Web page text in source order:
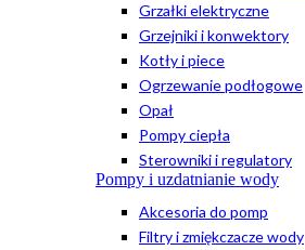
Grzałki elektryczne
Grzejniki i konwektory
Kotły i piece
Ogrzewanie podłogowe
Opał
Pompy ciepła
Sterowniki i regulatory
Pompy i uzdatnianie wody
Akcesoria do pomp
Filtry i zmiękczacze wody